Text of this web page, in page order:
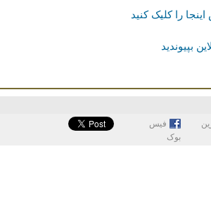
را کلیک کنید
بپیوندید
فيس
بوک